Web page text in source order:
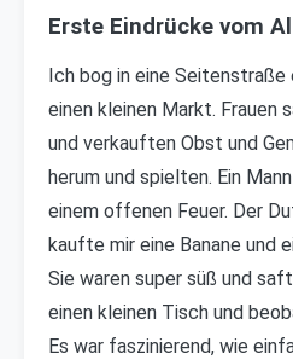
Erste Eindrücke vom
Ich bog in eine
einen kleinen Markt. Frauen
und verkauften Obst und
herum und spielten. Ein
einem offenen Feuer. Der
kaufte mir eine Banane und
Sie waren super süß und
einen kleinen Tisch und
Es war faszinierend, wie